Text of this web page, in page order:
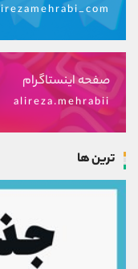
صفحه اینستاگرام
alireza.mehrabii
ترین ها